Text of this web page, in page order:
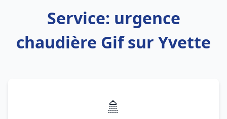
Service: urgence
chaudière Gif sur Yvette
🚿